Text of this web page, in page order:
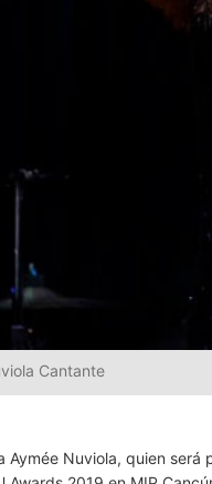
Cantante
Aymée Nuviola, quien será